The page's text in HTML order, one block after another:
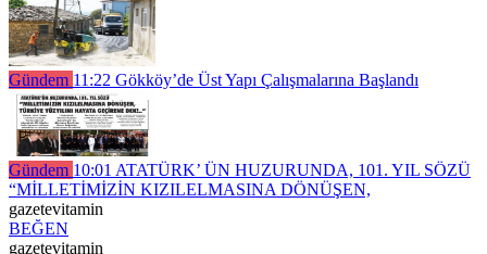
Gündem 11:22 Gökköy’de Üst Yapı Çalışmalarına Başlandı
Gündem 10:01 ATATÜRK’ ÜN HUZURUNDA, 101. YIL SÖZÜ
“MİLLETİMİZİN KIZILELMASINA DÖNÜŞEN,
gazetevitamin
BEĞEN
gazetevitamin